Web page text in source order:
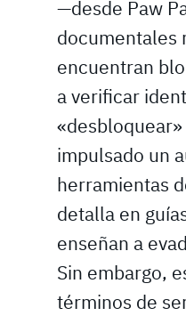
—desde Paw
documentales
encuentran
a verificar
impulsado un
herramientas
detalla en
enseñan a
Sin embargo,
términos de